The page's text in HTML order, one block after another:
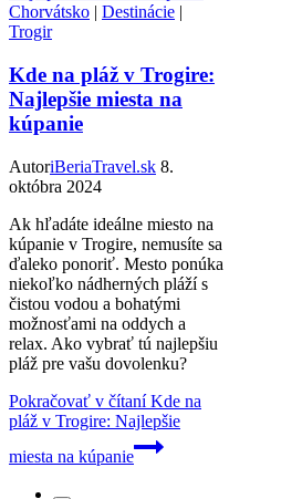
Chorvátsko | Destinácie |
Trogir
Kde na pláž v Trogire:
Najlepšie miesta na
kúpanie
AutoriBeriaTravel.sk 8.
októbra 2024
Ak hľadáte ideálne miesto na
kúpanie v Trogire, nemusíte sa
ďaleko ponoriť. Mesto ponúka
niekoľko nádherných pláží s
čistou vodou a bohatými
možnosťami na oddych a
relax. Ako vybrať tú najlepšiu
pláž pre vašu dovolenku?
Pokračovať v čítaníKde na
pláž v Trogire: Najlepšie
miesta na kúpanie